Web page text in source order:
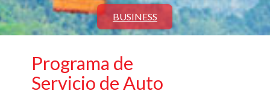
BUSINESS
Programa de
Servicio de Auto